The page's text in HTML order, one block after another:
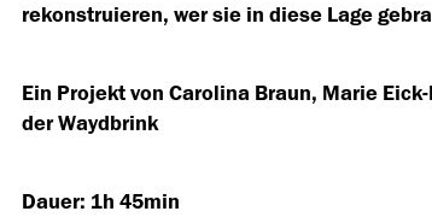
rekonstruieren, wer sie in diese Lage
Ein Projekt von Carolina Braun, Marie
der Waydbrink
Dauer: 1h 45min